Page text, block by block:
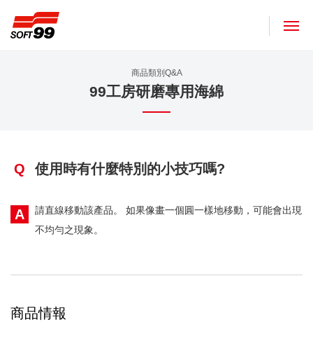
商品類別Q&A
99工房研磨專用海綿
Q 使用時有什麼特別的小技巧嗎?
A
請直線移動該產品。 如果像畫一個圓一樣地移動，可能會出現
不均勻之現象。
商品情報